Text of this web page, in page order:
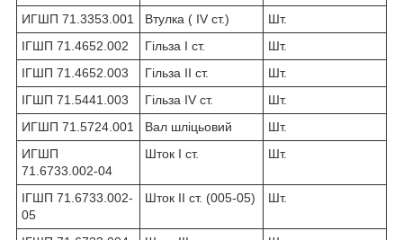
ИГШП 71.3353.001
Втулка ( IV ст.)
Шт.
ІГШП 71.4652.002
Гільза I ст.
Шт.
ІГШП 71.4652.003
Гільза II ст.
Шт.
ІГШП 71.5441.003
Гільза IV ст.
Шт.
ИГШП 71.5724.001
Вал шліцьовий
Шт.
ИГШП
71.6733.002-04
Шток I ст. Шт.
ІГШП 71.6733.002-
05
Шток II ст. (005-05) Шт.